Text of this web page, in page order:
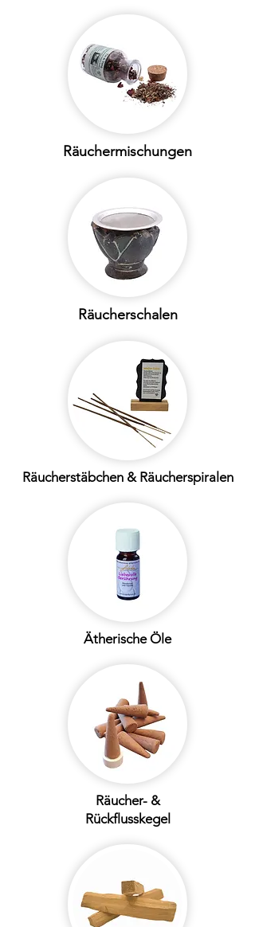
Räuchermischungen
Räucherschalen
Räucherstäbchen & Räucherspiralen
Ätherische Öle
Räucher- &
Rückflusskegel